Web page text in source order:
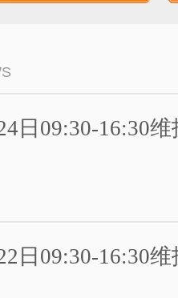
日09:30-16:30
日09:30-16:30